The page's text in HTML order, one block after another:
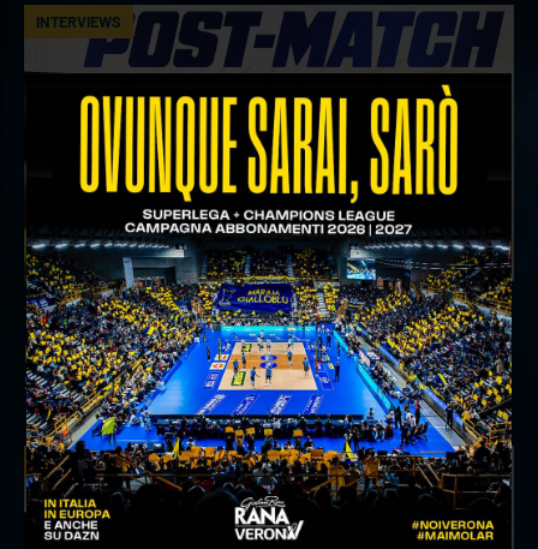
INTERVIEWS
18 aprile 2026
Il commento del ds Lami dopo Gara 4 delle
Semifinali Play Off
INTERVIEWS